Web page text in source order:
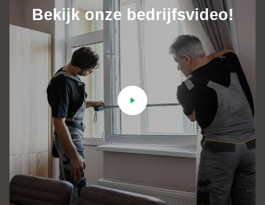
Bekijk onze bedrijfsvideo!
Contact
+31 (0)184 - 76 07 60